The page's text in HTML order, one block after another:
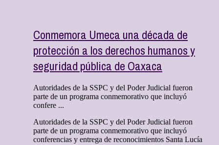
Conmemora Umeca una década de
protección a los derechos humanos y
seguridad pública de Oaxaca
Autoridades de la SSPC y del Poder Judicial fueron
parte de un programa conmemorativo que incluyó
confere ...
Autoridades de la SSPC y del Poder Judicial fueron
parte de un programa conmemorativo que incluyó
conferencias y entrega de reconocimientos Santa Lucía